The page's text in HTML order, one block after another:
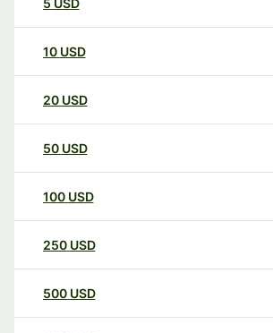
5 USD
10 USD
20 USD
50 USD
100 USD
250 USD
500 USD